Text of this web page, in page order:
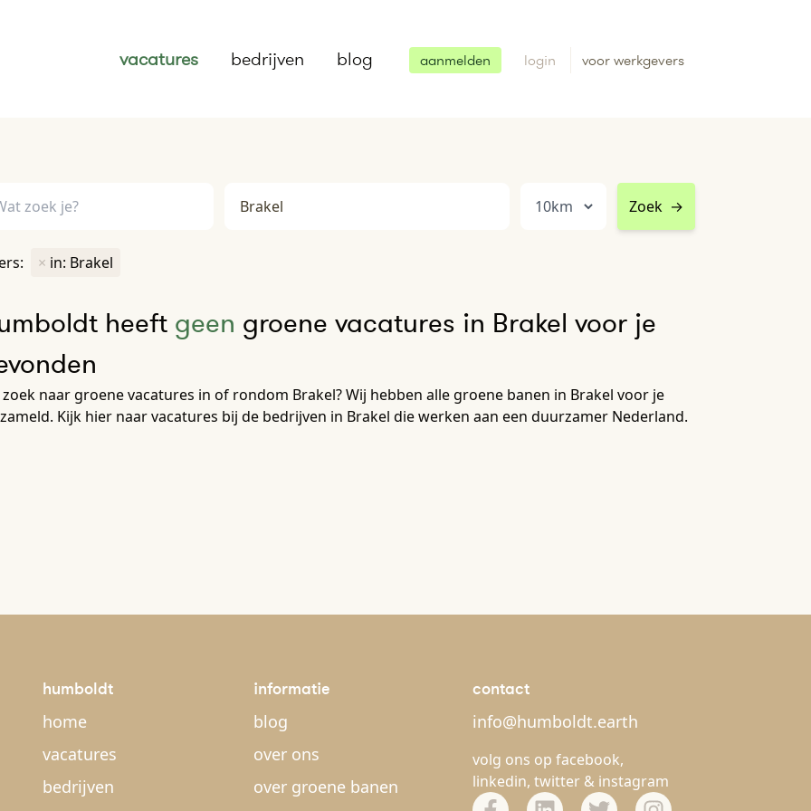
vacatures bedrijven blog aanmelden login voor werkgevers
Zoek →
× in: Brakel
heeft geen groene vacatures in Brakel voor je
naar groene vacatures in of rondom Brakel? Wij hebben alle groene banen in Brakel voor je
Kijk hier naar vacatures bij de bedrijven in Brakel die werken aan een duurzamer Nederland.
humboldt
home
vacatures
bedrijven
informatie
blog
over ons
over groene banen
contact
info@humboldt.earth
volg ons op facebook,
linkedin, twitter & instagram